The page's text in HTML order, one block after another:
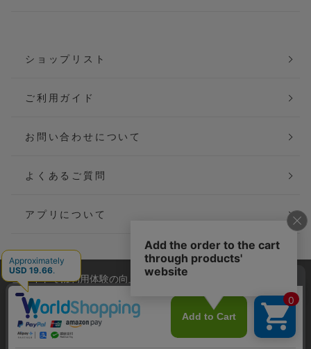
ショップリスト
ご利用ガイド
お問い合わせについて
よくあるご質問
アプリについて
会社概要
ご利用規約
個人情報保護方針
当サイトでは利用体験の向上およびコンテンツの最適な提供、ト
ラフィックの分析を目的としてCookieを使用しています。
サイトの閲覧を継続された場合、Cookieの利用に同意したことも
のといたします。
詳細については
プライバシーポリシーをご確認ください。